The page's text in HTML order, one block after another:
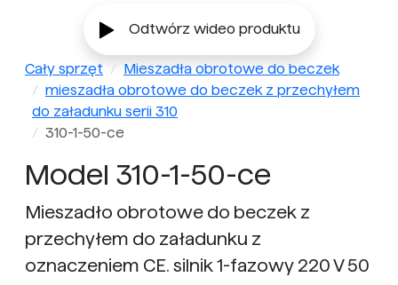
Odtwórz wideo produktu
Cały sprzęt
Mieszadła obrotowe do beczek
mieszadła obrotowe do beczek z przechyłem
do załadunku serii 310
310-1-50-ce
Model 310-1-50-ce
Mieszadło obrotowe do beczek z
przechyłem do załadunku z
oznaczeniem CE. silnik 1-fazowy 220 V 50